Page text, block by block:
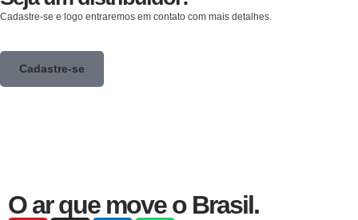
Cadastre-se e logo entraremos em contato com mais detalhes.
Cadastre-se
O ar que move o Brasil.